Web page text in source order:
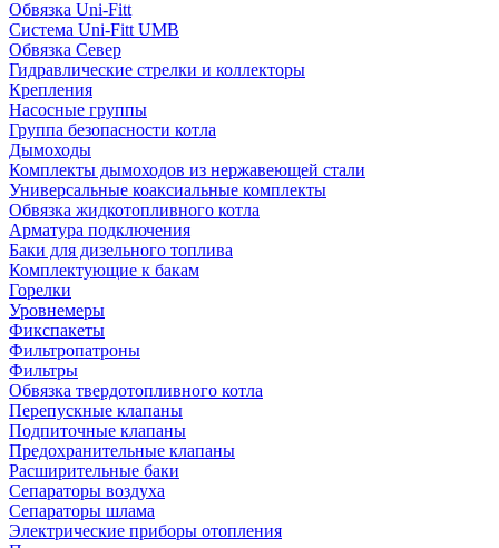
Обвязка Uni-Fitt
Система Uni-Fitt UMB
Обвязка Север
Гидравлические стрелки и коллекторы
Крепления
Насосные группы
Группа безопасности котла
Дымоходы
Комплекты дымоходов из нержавеющей стали
Универсальные коаксиальные комплекты
Обвязка жидкотопливного котла
Арматура подключения
Баки для дизельного топлива
Комплектующие к бакам
Горелки
Уровнемеры
Фикспакеты
Фильтропатроны
Фильтры
Обвязка твердотопливного котла
Перепускные клапаны
Подпиточные клапаны
Предохранительные клапаны
Расширительные баки
Сепараторы воздуха
Сепараторы шлама
Электрические приборы отопления